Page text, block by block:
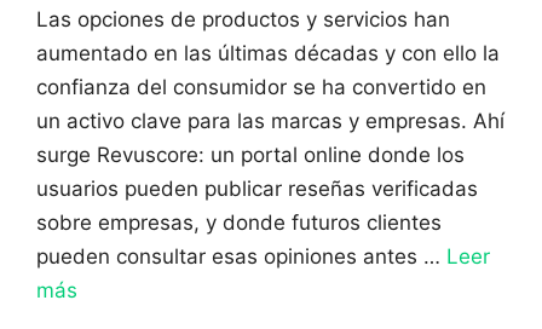
Las opciones de productos y servicios han
aumentado en las últimas décadas y con ello la
confianza del consumidor se ha convertido en
un activo clave para las marcas y empresas. Ahí
surge Revuscore: un portal online donde los
usuarios pueden publicar reseñas verificadas
sobre empresas, y donde futuros clientes
pueden consultar esas opiniones antes … Leer
más